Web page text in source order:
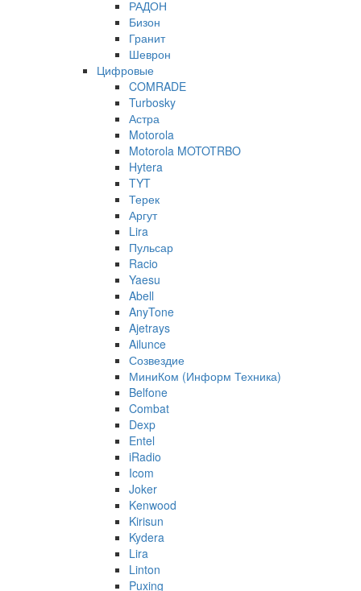
РАДОН
Бизон
Гранит
Шеврон
Цифровые
COMRADE
Turbosky
Астра
Motorola
Motorola MOTOTRBO
Hytera
TYT
Терек
Аргут
Lira
Пульсар
Racio
Yaesu
Abell
AnyTone
Ajetrays
Ailunce
Созвездие
МиниКом (Информ Техника)
Belfone
Combat
Dexp
Entel
iRadio
Icom
Joker
Kenwood
Kirisun
Kydera
Lira
Linton
Puxing